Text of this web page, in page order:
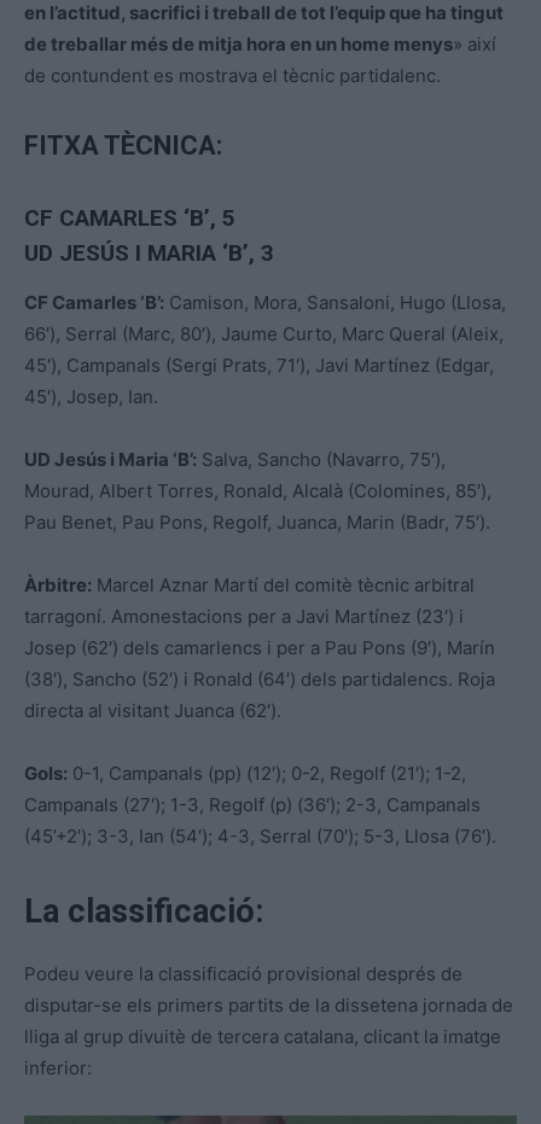
en l’actitud, sacrifici i treball de tot l’equip que ha tingut
de treballar més de mitja hora en un home menys» així
de contundent es mostrava el tècnic partidalenc.
FITXA TÈCNICA:
CF CAMARLES ‘B’, 5
UD JESÚS I MARIA ‘B’, 3
CF Camarles ‘B’: Camison, Mora, Sansaloni, Hugo (Llosa,
66′), Serral (Marc, 80′), Jaume Curto, Marc Queral (Aleix,
45′), Campanals (Sergi Prats, 71′), Javi Martínez (Edgar,
45′), Josep, Ian.
UD Jesús i Maria ‘B’: Salva, Sancho (Navarro, 75′),
Mourad, Albert Torres, Ronald, Alcalà (Colomines, 85′),
Pau Benet, Pau Pons, Regolf, Juanca, Marin (Badr, 75′).
Àrbitre: Marcel Aznar Martí del comitè tècnic arbitral
tarragoní. Amonestacions per a Javi Martínez (23′) i
Josep (62′) dels camarlencs i per a Pau Pons (9′), Marín
(38′), Sancho (52′) i Ronald (64′) dels partidalencs. Roja
directa al visitant Juanca (62′).
Gols: 0-1, Campanals (pp) (12′); 0-2, Regolf (21′); 1-2,
Campanals (27′); 1-3, Regolf (p) (36′); 2-3, Campanals
(45’+2′); 3-3, Ian (54′); 4-3, Serral (70′); 5-3, Llosa (76′).
La classificació:
Podeu veure la classificació provisional després de
disputar-se els primers partits de la dissetena jornada de
lliga al grup divuitè de tercera catalana, clicant la imatge
inferior: